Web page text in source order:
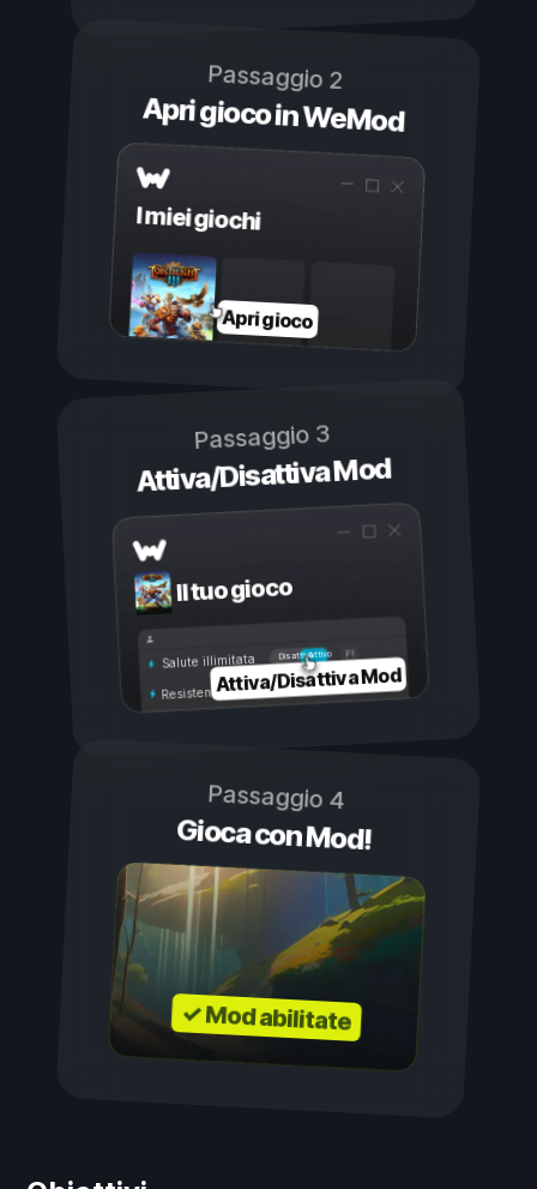
Passaggio 2
Apri gioco in WeMod
I miei giochi
Apri gioco
Passaggio 3
Attiva/Disattiva Mod
Il tuo gioco
Attivo
Disattivo
Salute illimitata
Resistenza illimitata
Attiva/Disattiva Mod
Passaggio 4
Gioca con Mod!
✓ Mod abilitate